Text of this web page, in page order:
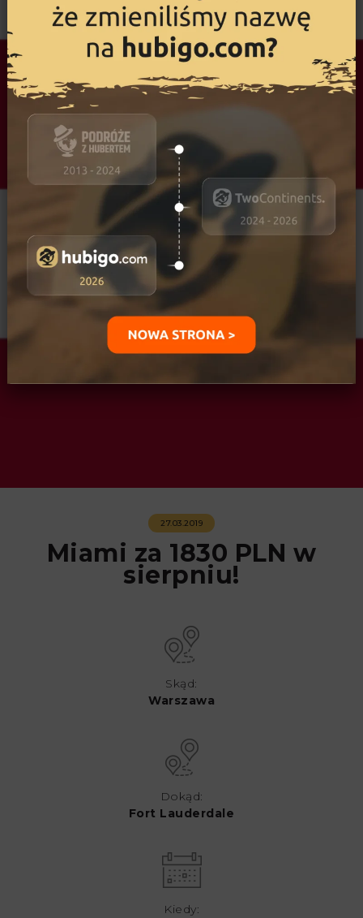
27.03.2019
Miami za 1830 PLN w
sierpniu!
Skąd:
Warszawa
Dokąd:
Fort Lauderdale
Kiedy: